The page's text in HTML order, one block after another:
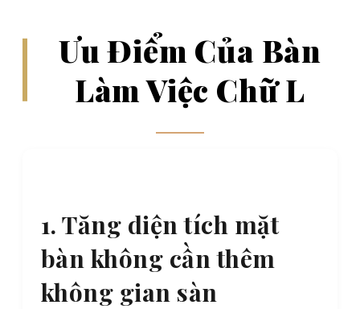
Ưu Điểm Của Bàn
Làm Việc Chữ L
1. Tăng diện tích mặt
bàn không cần thêm
không gian sàn